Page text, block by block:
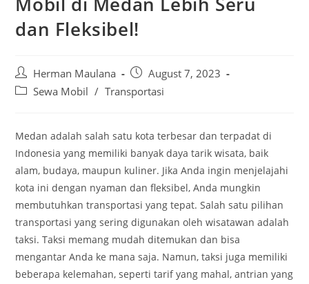
dan Fleksibel!
Post
author:
Herman Maulana
Post
published:
August 7, 2023
PostSewa Mobil / Transportasi
Medan adalah salah satu kota terbesar dan terpadat di
Indonesia yang memiliki banyak daya tarik wisata, baik
alam, budaya, maupun kuliner. Jika Anda ingin menjelajahi
kota ini dengan nyaman dan fleksibel, Anda mungkin
membutuhkan transportasi yang tepat. Salah satu pilihan
transportasi yang sering digunakan oleh wisatawan adalah
taksi. Taksi memang mudah ditemukan dan bisa
mengantar Anda ke mana saja. Namun, taksi juga memiliki
beberapa kelemahan, seperti tarif yang mahal, antrian yang